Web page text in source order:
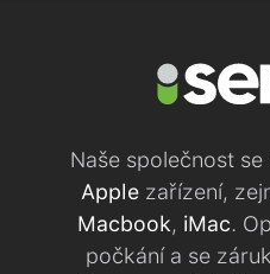
Naše společnost
Applezařízení,
Macbook, iMac.
počkání a se